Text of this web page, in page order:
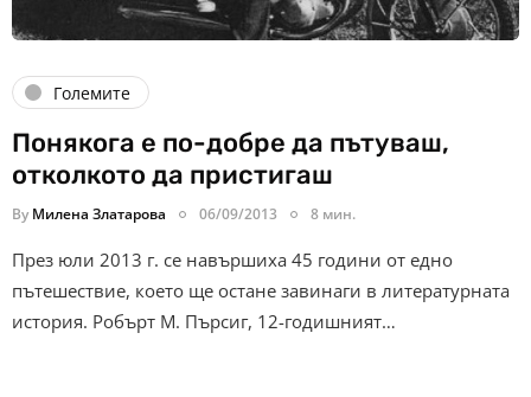
Големите
Понякога е по-добре да пътуваш,
отколкото да пристигаш
By Милена Златарова 06/09/2013 8 мин.
През юли 2013 г. се навършиха 45 години от едно
пътешествие, което ще остане завинаги в литературната
история. Робърт М. Пърсиг, 12-годишният…